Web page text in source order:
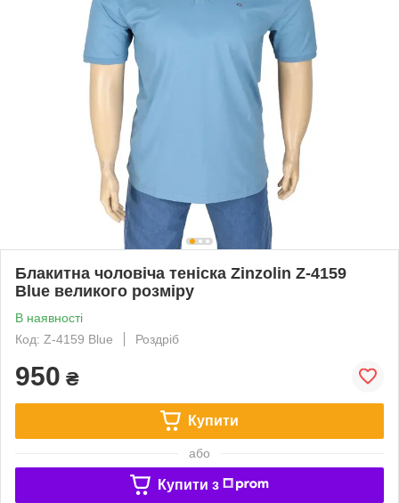
Блакитна чоловіча теніска Zinzolin Z-4159
Blue великого розміру
В наявності
Код: Z-4159 Blue
Роздріб
950 ₴
Купити
або
Купити з